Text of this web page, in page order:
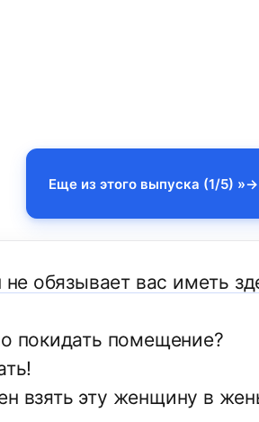
Еще из этого выпуска (1/5) »
обязывает вас иметь
покидать помещение?
взять эту женщину в